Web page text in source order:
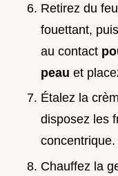
Retirez du
fouettant,
au contact
peau et
Étalez la
disposez les
concentrique.
Chauffez la